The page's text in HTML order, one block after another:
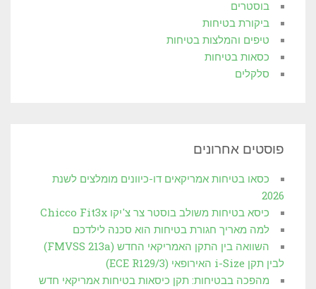
בוסטרים
ביקורת בטיחות
טיפים והמלצות בטיחות
כסאות בטיחות
סלקלים
פוסטים אחרונים
כסאו בטיחות אמריקאים דו-כיוונים מומלצים לשנת
2026
כיסא בטיחות משולב בוסטר צר צ'יקו Chicco Fit3x
למה מאריך חגורת בטיחות הוא סכנה לילדכם
השוואה בין התקן האמריקאי החדש (FMVSS 213a)
לבין תקן i-Size האירופאי (3/ECE R129)
מהפכה בבטיחות: תקן כיסאות בטיחות אמריקאי חדש